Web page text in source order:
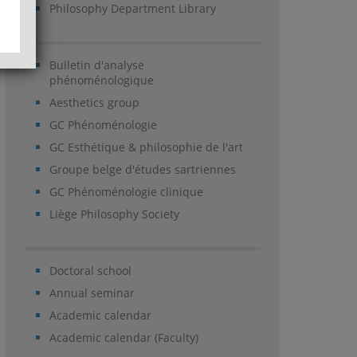
Philosophy Department Library
Bulletin d'analyse
phénoménologique
Aesthetics group
GC Phénoménologie
GC Esthétique & philosophie de l'art
Groupe belge d'études sartriennes
GC Phénoménologie clinique
Liège Philosophy Society
Doctoral school
Annual seminar
Academic calendar
Academic calendar (Faculty)